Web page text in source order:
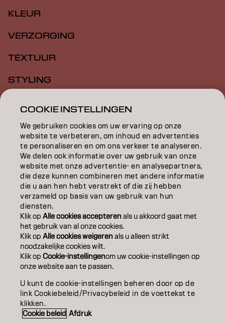
KLEUR
VERZORGING
TEXTUUR
STYLING
EDUCATION
OVER
SALONVINDER
WORD PARTNER
CONTACT
ColofonPrivacyverklaringCookiebeleid
GebruiksvoorwaardenToegankelijkheidsverklaring
BE | Dutch
COOKIE INSTELLINGEN
We gebruiken cookies om uw ervaring op onze
website te verbeteren, om inhoud en advertenties
te personaliseren en om ons verkeer te analyseren.
We delen ook informatie over uw gebruik van onze
website met onze advertentie- en analysepartners,
die deze kunnen combineren met andere informatie
die u aan hen hebt verstrekt of die zij hebben
verzameld op basis van uw gebruik van hun
diensten.
Klik opAlle cookies accepterenals u akkoord gaat met
het gebruik van al onze cookies.
Klik opAlle cookies weigerenals u alleen strikt
noodzakelijke cookies wilt.
Klik opCookie-instellingenom uw cookie-instellingen op
onze website aan te passen.
U kunt de cookie-instellingen beheren door op de
link Cookiebeleid/Privacybeleid in de voettekst te
klikken.
Cookie beleid Afdruk